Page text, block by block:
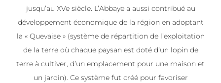
jusqu’au XVe siècle. L’Abbaye a aussi contribué au
développement économique de la région en adoptant
la « Quevaise » (système de répartition de l’exploitation
de la terre où chaque paysan est doté d’un lopin de
terre à cultiver, d’un emplacement pour une maison et
un jardin). Ce système fut créé pour favoriser